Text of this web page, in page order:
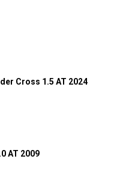
Cross 1.5 AT 2024
AT 2009